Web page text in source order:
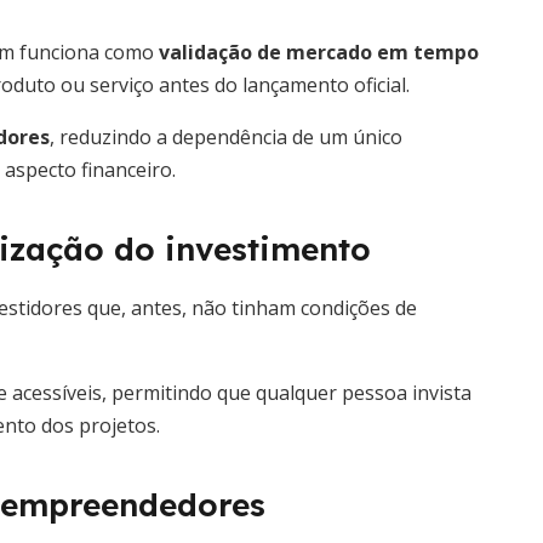
funciona como validação de mercado em tempo
ou serviço antes do lançamento oficial.
, reduzindo a dependência de um único
financeiro.
do investimento
que, antes, não tinham condições de
permitindo que qualquer pessoa invista
dos projetos.